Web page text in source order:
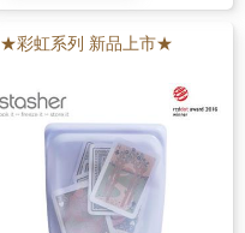
★彩虹系列 新品上市★